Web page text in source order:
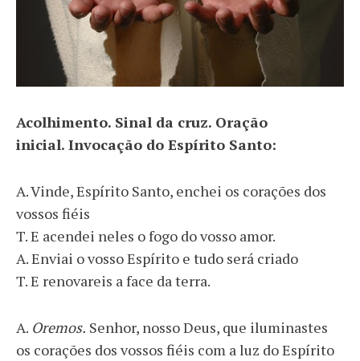
Acolhimento. Sinal da cruz. Oração
inicial. Invocação do Espírito Santo:
A. Vinde, Espírito Santo, enchei os corações dos
vossos fiéis
T. E acendei neles o fogo do vosso amor.
A. Enviai o vosso Espírito e tudo será criado
T. E renovareis a face da terra.
A. Oremos. Senhor, nosso Deus, que iluminastes
os corações dos vossos fiéis com a luz do Espírito